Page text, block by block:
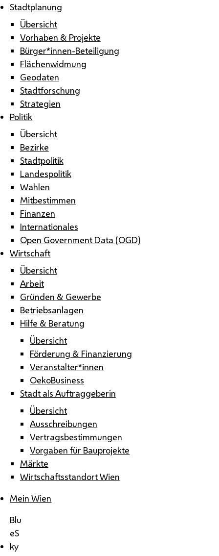
Stadtplanung
Übersicht
Vorhaben & Projekte
Bürger*innen-Beteiligung
Flächenwidmung
Geodaten
Stadtforschung
Strategien
Politik
Übersicht
Bezirke
Stadtpolitik
Landespolitik
Wahlen
Mitbestimmen
Finanzen
Internationales
Open Government Data (OGD)
Wirtschaft
Übersicht
Arbeit
Gründen & Gewerbe
Betriebsanlagen
Hilfe & Beratung
Übersicht
Förderung & Finanzierung
Veranstalter*innen
OekoBusiness
Stadt als Auftraggeberin
Übersicht
Ausschreibungen
Vertragsbestimmungen
Vorgaben für Bauprojekte
Märkte
Wirtschaftsstandort Wien
Mein Wien
Blu
eS
ky